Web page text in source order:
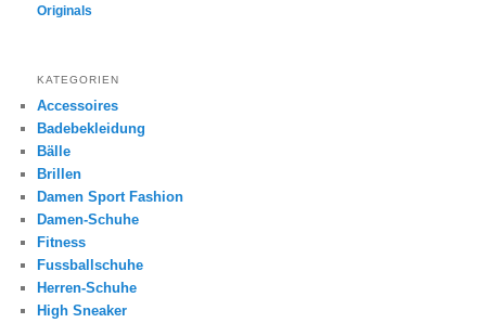
Originals
KATEGORIEN
Accessoires
Badebekleidung
Bälle
Brillen
Damen Sport Fashion
Damen-Schuhe
Fitness
Fussballschuhe
Herren-Schuhe
High Sneaker